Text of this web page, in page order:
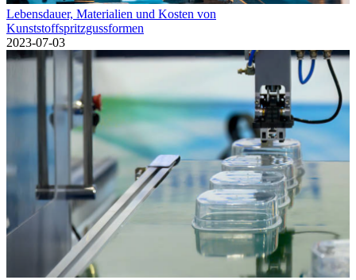
Lebensdauer, Materialien und Kosten von
Kunststoffspritzgussformen
2023-07-03